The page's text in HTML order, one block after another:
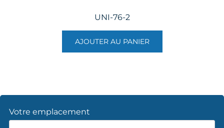
UNI-76-2
AJOUTER AU PANIER
Votre emplacement